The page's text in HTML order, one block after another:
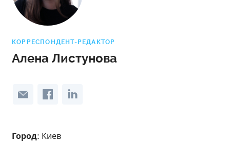
КОРРЕСПОНДЕНТ-РЕДАКТОР
Алена Листунова
Город: Киев